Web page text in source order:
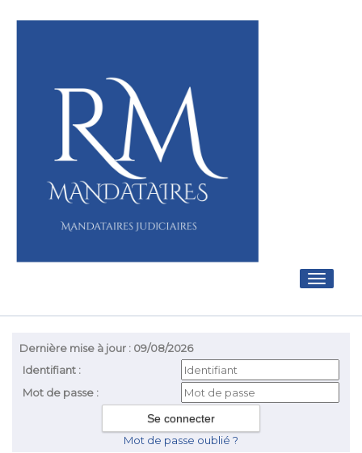
Toggle
Dernière mise à jour : 09/08/2026
Identifiant :
Mot de passe :
Mot de passe oublié ?